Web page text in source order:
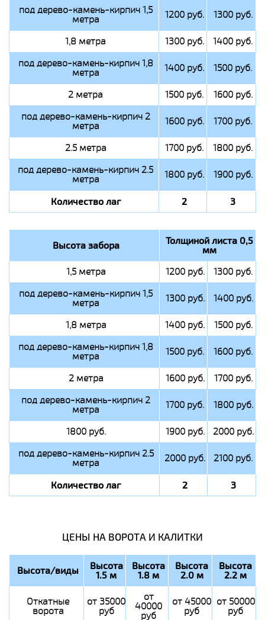
под дерево-камень-кирпич 1,5
метра 1200 руб. 1300 руб.
1,8 метра 1300 руб.
1400 руб.
под дерево-камень-кирпич 1,8
метра 1400 руб. 1500 руб.
2 метра 1500 руб.
1600 руб.
под дерево-камень-кирпич 2
метра 1600 руб. 1700 руб.
2.5 метра 1700 руб.
1800 руб.
под дерево-камень-кирпич 2.5
метра 1800 руб. 1900 руб.
Количество лаг 2 3
Высота забора Толщиной листа 0,5
мм
1,5 метра 1200 руб.
1300 руб.
под дерево-камень-кирпич 1,5
метра 1300 руб. 1400 руб.
1,8 метра 1400 руб.
1500 руб.
под дерево-камень-кирпич 1,8
метра 1500 руб. 1600 руб.
2 метра 1600 руб.
1700 руб.
под дерево-камень-кирпич 2
метра 1700 руб. 1800 руб.
1800 руб. 1900 руб.
2000 руб.
под дерево-камень-кирпич 2.5
метра 2000 руб. 2100 руб.
Количество лаг 2 3
ЦЕНЫ НА ВОРОТА И КАЛИТКИ
Высота/виды Высота
1.5 м
Высота
1.8 м
Высота
2.0 м
Высота
2.2 м
Откатные
ворота
от 35000
руб
от
40000
руб
от 45000
руб
от 50000
руб